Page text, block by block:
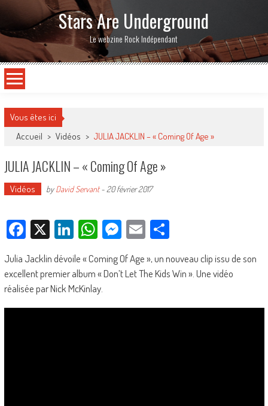
Stars Are Underground
Le webzine Rock Indépendant
Vous êtes ici
Accueil > Vidéos > JULIA JACKLIN – « Coming Of Age »
JULIA JACKLIN – « Coming Of Age »
Vidéos byDavid Servant- 20 février 2017
Facebook
X LinkedIn
WhatsApp
Messenger
EmailPartager
Julia Jacklin dévoile « Coming Of Age », un nouveau clip issu de son
excellent premier album « Don’t Let The Kids Win ». Une vidéo
réalisée par Nick McKinlay.